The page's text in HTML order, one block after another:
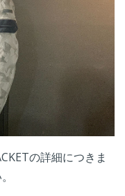
の詳細につきま